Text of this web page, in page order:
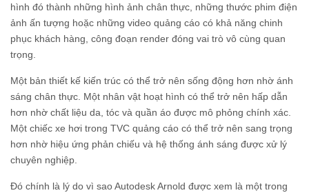
hình đó thành những hình ảnh chân thực, những thước phim điện
ảnh ấn tượng hoặc những video quảng cáo có khả năng chinh
phục khách hàng, công đoạn render đóng vai trò vô cùng quan
trọng.
Một bản thiết kế kiến trúc có thể trở nên sống động hơn nhờ ánh
sáng chân thực. Một nhân vật hoạt hình có thể trở nên hấp dẫn
hơn nhờ chất liệu da, tóc và quần áo được mô phỏng chính xác.
Một chiếc xe hơi trong TVC quảng cáo có thể trở nên sang trọng
hơn nhờ hiệu ứng phản chiếu và hệ thống ánh sáng được xử lý
chuyên nghiệp.
Đó chính là lý do vì sao Autodesk Arnold được xem là một trong